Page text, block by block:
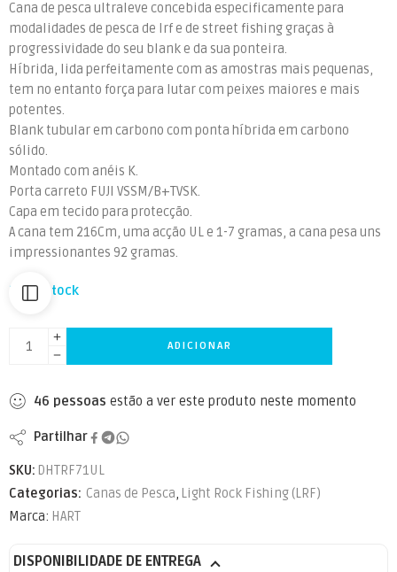
Cana de pesca ultraleve concebida especificamente para
modalidades de pesca de lrf e de street fishing graças à
progressividade do seu blank e da sua ponteira.
Híbrida, lida perfeitamente com as amostras mais pequenas,
tem no entanto força para lutar com peixes maiores e mais
potentes.
Blank tubular em carbono com ponta híbrida em carbono
sólido.
Montado com anéis K.
Porta carreto FUJI VSSM/B+TVSK.
Capa em tecido para protecção.
A cana tem 216Cm, uma acção UL e 1-7 gramas, a cana pesa uns
impressionantes 92 gramas.
2 em stock
ADICIONAR
46 pessoas estão a ver este produto neste momento
Partilhar
SKU: DHTRF71UL
Categorias: Canas de Pesca, Light Rock Fishing (LRF)
Marca: HART
DISPONIBILIDADE DE ENTREGA